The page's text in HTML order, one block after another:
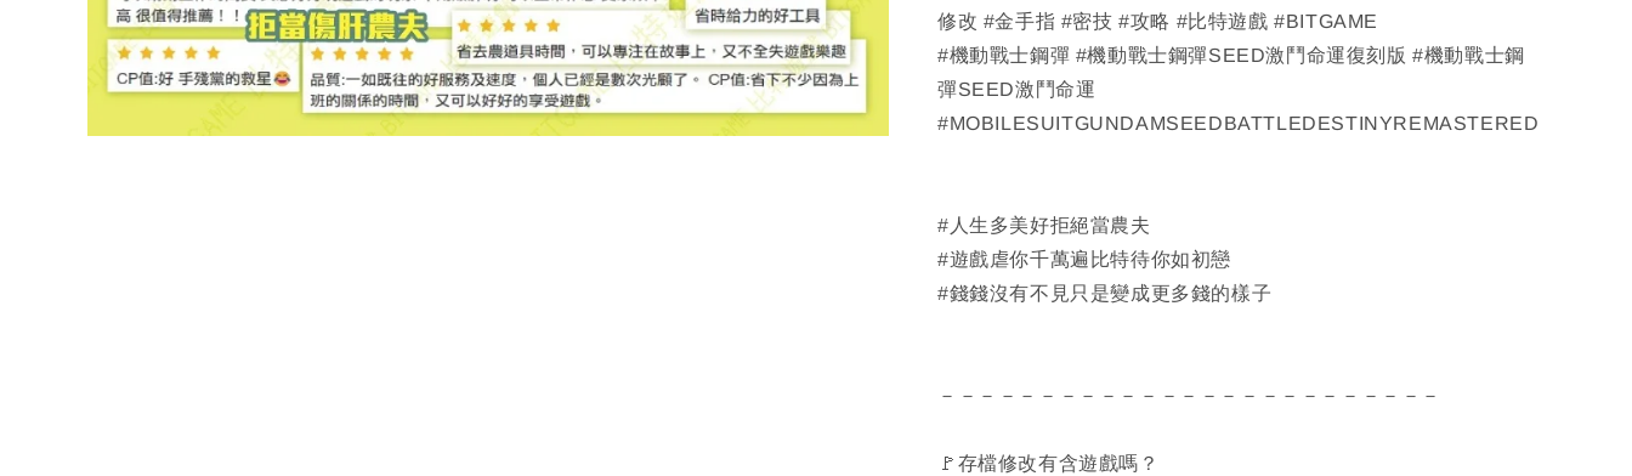
修改 #金手指 #密技 #攻略 #比特遊戲 #BITGAME
#機動戰士鋼彈 #機動戰士鋼彈SEED激鬥命運復刻版 #機動戰士鋼
彈SEED激鬥命運
#MOBILESUITGUNDAMSEEDBATTLEDESTINYREMASTERED
#人生多美好拒絕當農夫
#遊戲虐你千萬遍比特待你如初戀
#錢錢沒有不見只是變成更多錢的樣子
－－－－－－－－－－－－－－－－－－－－－－－－－
🚩存檔修改有含遊戲嗎？